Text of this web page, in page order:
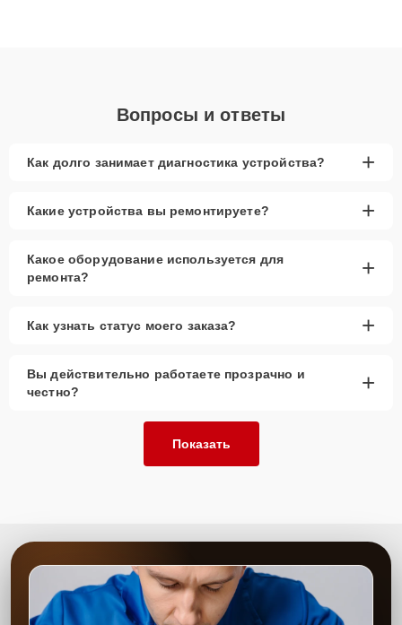
Вопросы и ответы
Как долго занимает диагностика устройства? +
Какие устройства вы ремонтируете? +
Какое оборудование используется для
ремонта?
+
Как узнать статус моего заказа? +
Вы действительно работаете прозрачно и
честно?
+
Показать